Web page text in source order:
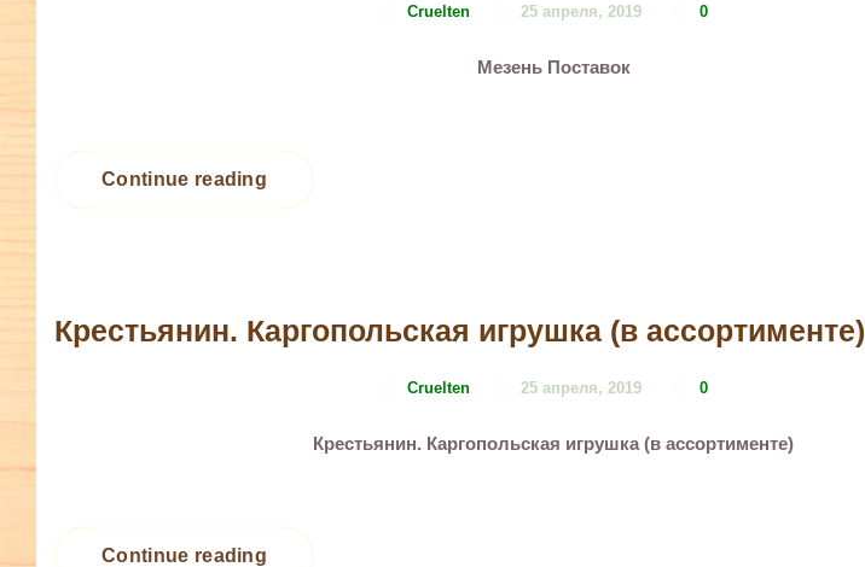
Cruelten 25 апреля, 2019 0
Мезень Поставок
Continue reading
Крестьянин. Каргопольская игрушка (в ассортименте)
Cruelten 25 апреля, 2019 0
Крестьянин. Каргопольская игрушка (в ассортименте)
Continue reading